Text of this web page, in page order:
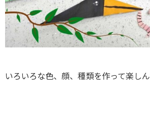
いろいろな色、顔、種類を作って楽し